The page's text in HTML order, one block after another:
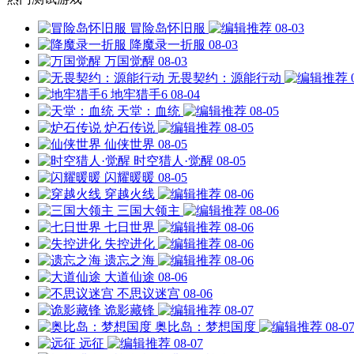
冒险岛怀旧服
08-03
降魔录一折服 08-03
万国觉醒 08-03
无畏契约：源能行动
地牢猎手6 08-04
天堂：血统
08-05
炉石传说
08-05
仙侠世界 08-05
时空猎人·觉醒 08-05
闪耀暖暖 08-05
穿越火线
08-06
三国大领主
08-06
七日世界
08-06
失控进化
08-06
遗忘之海
08-06
大道仙途 08-06
不思议迷宫 08-06
诡影藏锋
08-07
奥比岛：梦想国度
08-07
远征
08-07